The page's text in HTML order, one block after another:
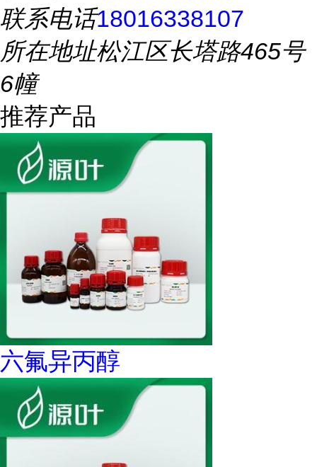
联系电话18016338107
所在地址松江区长塔路465号
6幢
推荐产品
六氟异丙醇